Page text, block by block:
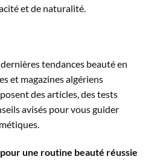
et de naturalité.
dernières tendances beauté en
et magazines algériens
des articles, des tests
avisés pour vous guider
une routine beauté réussie